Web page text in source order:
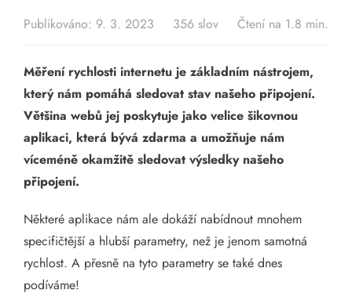
Publikováno: 9. 3. 2023 356 slov Čtení na 1.8 min.
Měření rychlosti internetu je základním nástrojem,
který nám pomáhá sledovat stav našeho připojení.
Většina webů jej poskytuje jako velice šikovnou
aplikaci, která bývá zdarma a umožňuje nám
víceméně okamžitě sledovat výsledky našeho
připojení.
Některé aplikace nám ale dokáží nabídnout mnohem
specifičtější a hlubší parametry, než je jenom samotná
rychlost. A přesně na tyto parametry se také dnes
podíváme!